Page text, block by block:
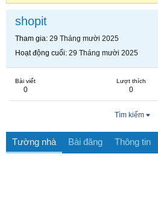
shopit
Tham gia 29 Tháng mười 2025
Hoạt động cuối 29 Tháng mười 2025
Bài viết
0
Lượt thích
0
Tìm kiếm
Tường nhà Bài đăng Thông tin